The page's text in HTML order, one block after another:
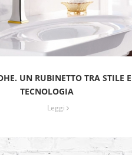
UN RUBINETTO TRA STILE E
TECNOLOGIA
Leggi